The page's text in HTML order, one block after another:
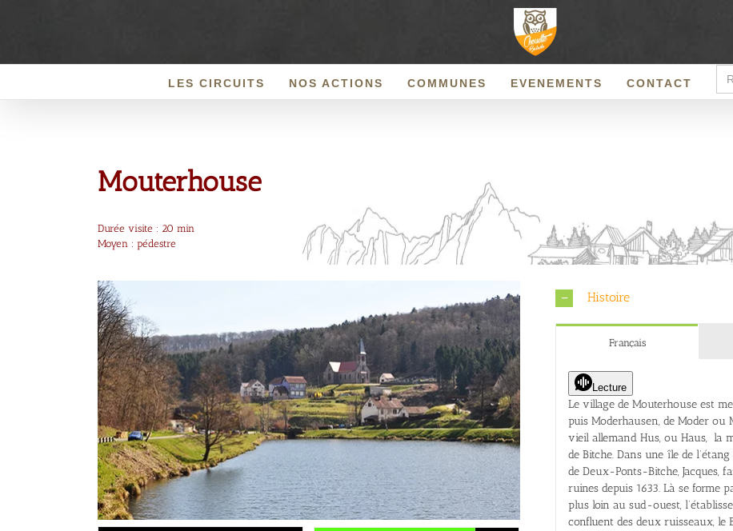
LES CIRCUITS NOS ACTIONS COMMUNES EVENEMENTS CONTACT
for:
Mouterhouse
Durée visite : 20 min
Moyen : pédestre
Histoire
Français
Lecture
Le village de Mouterhouse est
puis Moderhausen, de Moder
vieil allemand Hus, ou Haus, la
de Bitche. Dans une île de
de Deux-Ponts-Bitche, Jacques,
ruines depuis 1633. Là se forme
plus loin au sud-ouest,
confluent des deux ruisseaux, le